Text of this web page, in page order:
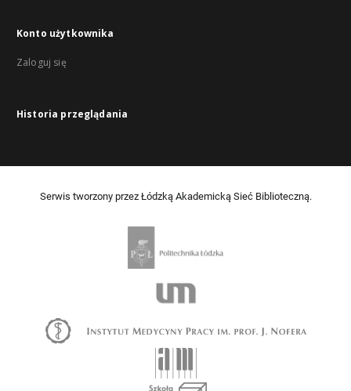
Konto użytkownika
Zaloguj się
Historia przeglądania
Serwis tworzony przez Łódzką Akademicką Sieć Biblioteczną.